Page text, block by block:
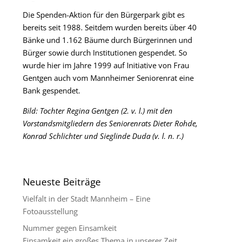
Die Spenden-Aktion für den Bürgerpark gibt es
bereits seit 1988. Seitdem wurden bereits über 40
Bänke und 1.162 Bäume durch Bürgerinnen und
Bürger sowie durch Institutionen gespendet. So
wurde hier im Jahre 1999 auf Initiative von Frau
Gentgen auch vom Mannheimer Seniorenrat eine
Bank gespendet.
Bild: Tochter Regina Gentgen (2. v. l.) mit den
Vorstandsmitgliedern des Seniorenrats Dieter Rohde,
Konrad Schlichter und Sieglinde Duda (v. l. n. r.)
Neueste Beiträge
Vielfalt in der Stadt Mannheim – Eine
Fotoausstellung
Nummer gegen Einsamkeit